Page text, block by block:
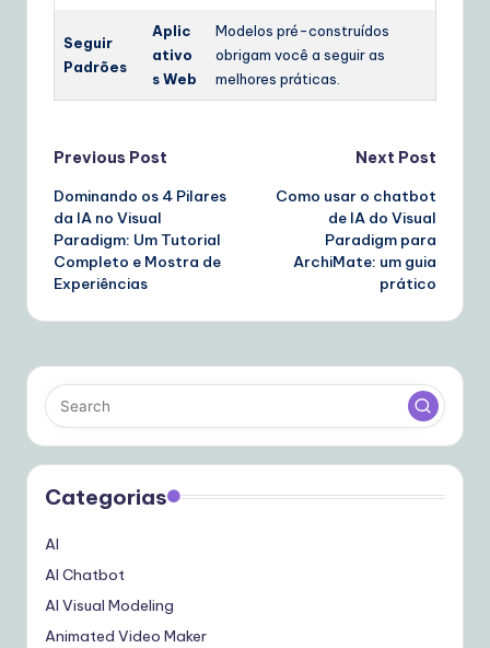
Seguir
Padrões
Aplic
ativo
s Web
Modelos pré-construídos
obrigam você a seguir as
melhores práticas.
Post
navigation
Previous Post
Dominando os 4 Pilares
da IA no Visual
Paradigm: Um Tutorial
Completo e Mostra de
Experiências
Next Post
Como usar o chatbot
de IA do Visual
Paradigm para
ArchiMate: um guia
prático
Categorias
AI
AI Chatbot
AI Visual Modeling
Animated Video Maker